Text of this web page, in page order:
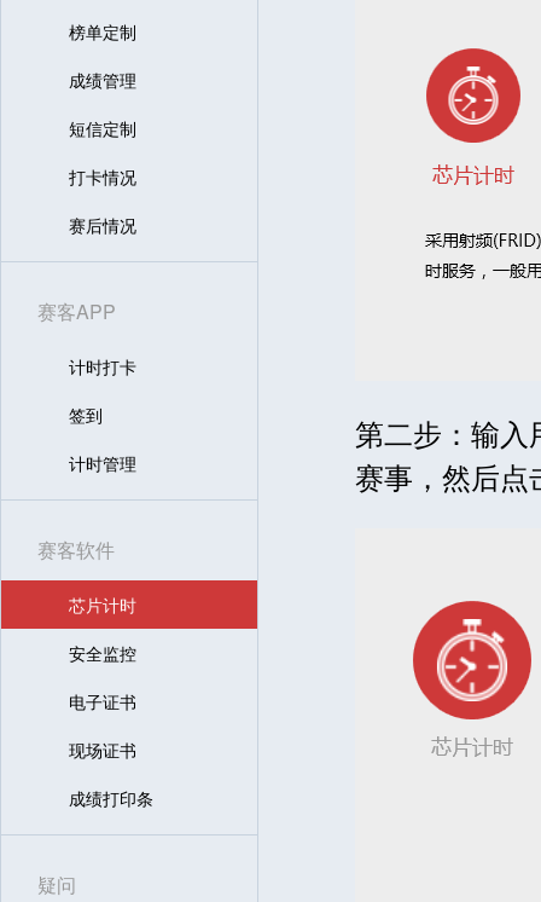
榜单定制
成绩管理
短信定制
打卡情况
赛后情况
赛客APP
计时打卡
签到
计时管理
赛客软件
芯片计时
安全监控
电子证书
现场证书
成绩打印条
疑问
第二步：输入
赛事，然后点